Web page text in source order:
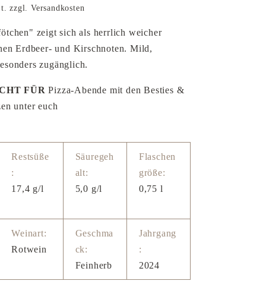
zzgl. Versandkosten
zeigt sich als herrlich weicher
Erdbeer- und Kirschnoten. Mild,
zugänglich.
FÜR Pizza-Abende mit den Besties &
unter euch
Restsüße
:
17,4 g/l
Säuregeh
alt:
5,0 g/l
Flaschen
größe:
0,75 l
Weinart:
Rotwein
Geschma
ck:
Feinherb
Jahrgang
:
2024